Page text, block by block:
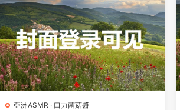
亞洲ASMR · 口力菌菇醬